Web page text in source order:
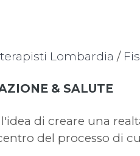
Lombardia /
& SALUTE
di creare una
del processo di